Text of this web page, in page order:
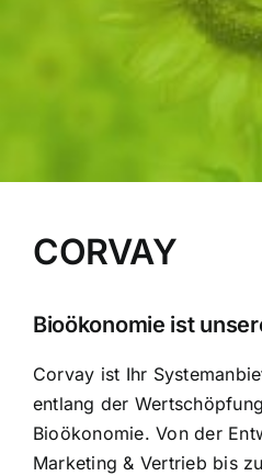
CORVAY
Bioökonomie ist
Corvay ist Ihr
entlang der
Bioökonomie. Von der
Marketing & Vertrieb bis